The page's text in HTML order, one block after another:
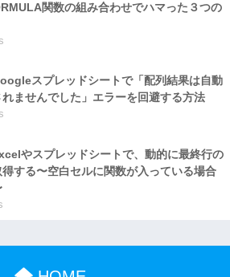
関数の組み合わせでハマった３つの
スプレッドシートで「配列結果は自動
ませんでした」エラーを回避する方法
やスプレッドシートで、動的に最終行の
する〜空白セルに関数が入っている場合